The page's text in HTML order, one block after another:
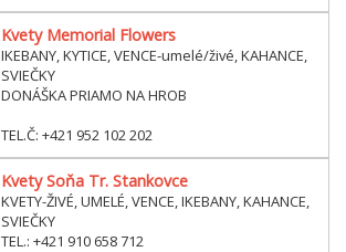
Kvety Memorial Flowers
IKEBANY, KYTICE, VENCE-umelé/živé, KAHANCE,
SVIEČKY
DONÁŠKA PRIAMO NA HROB
TEL.Č: +421 952 102 202
Kvety Soňa Tr. Stankovce
KVETY-ŽIVÉ, UMELÉ, VENCE, IKEBANY, KAHANCE,
SVIEČKY
TEL.: +421 910 658 712